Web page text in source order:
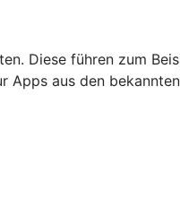
Diese führen zum
Apps aus den